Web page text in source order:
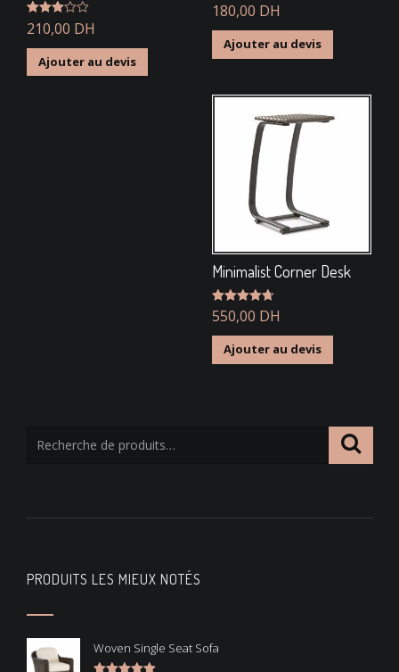
Note
3.00
sur 5
210,00 DH
Ajouter au devis
180,00 DH
Ajouter au devis
Minimalist Corner Desk
Note 4.67
sur 5
550,00 DH
Ajouter au devis
PRODUITS LES MIEUX NOTÉS
Woven Single Seat Sofa